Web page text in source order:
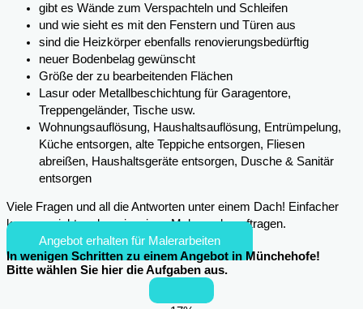
gibt es Wände zum Verspachteln und Schleifen
und wie sieht es mit den Fenstern und Türen aus
sind die Heizkörper ebenfalls renovierungsbedürftig
neuer Bodenbelag gewünscht
Größe der zu bearbeitenden Flächen
Lasur oder Metallbeschichtung für Garagentore,
Treppengeländer, Tische usw.
Wohnungsauflösung, Haushaltsauflösung, Entrümpelung,
Küche entsorgen, alte Teppiche entsorgen, Fliesen
abreißen, Haushaltsgeräte entsorgen, Dusche & Sanitär
entsorgen
Viele Fragen und all die Antworten unter einem Dach! Einfacher
kann es nicht mehr sein, einen Maler zu beauftragen.
Angebot erhalten für Malerarbeiten
In wenigen Schritten zu einem Angebot in Münchehofe!
Bitte wählen Sie hier die Aufgaben aus.